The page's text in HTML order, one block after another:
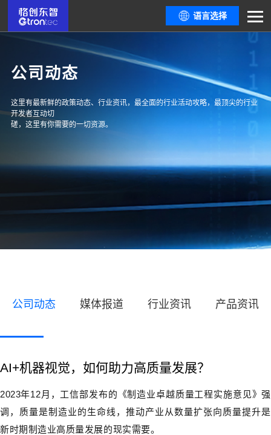
语言选择
公司动态
这里有最新鲜的政策动态、行业资讯，最全面的行业活动攻略，最顶尖的行业
开发者互动切
磋，这里有你需要的一切资源。
公司动态 媒体报道 行业资讯 产品资讯
AI+机器视觉，如何助力高质量发展？
2023年12月，工信部发布的《制造业卓越质量工程实施意见》强
调，质量是制造业的生命线，推动产业从数量扩张向质量提升是
新时期制造业高质量发展的现实需要。